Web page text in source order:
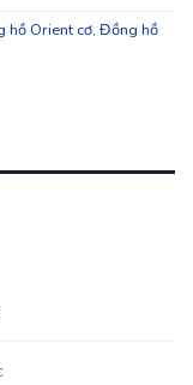
hồ Orient cơ, Đồng hồ